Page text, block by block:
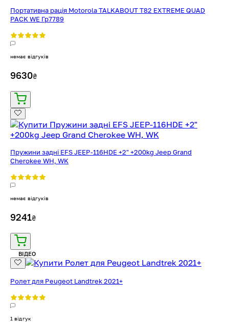
Портативна рація Motorola TALKABOUT T82 EXTREME QUAD
PACK WE Гр7789
немає відгуків
9630₴
Пружини задні EFS JEEP-116HDE +2" +200kg Jeep Grand
Cherokee WH, WK
немає відгуків
9241₴
ВІДЕО
Ролет для Peugeot Landtrek 2021+
1 відгук